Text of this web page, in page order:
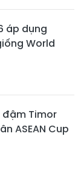
áp dụng
World
Timor
ASEAN Cup